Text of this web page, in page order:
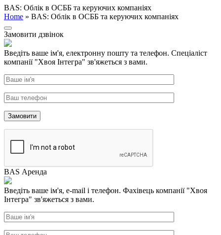
BAS: Облік в ОСББ та керуючих компаніях
Home » BAS: Облік в ОСББ та керуючих компаніях
Замовити дзвінок
Введіть ваше ім'я, електронну пошту та телефон. Спеціаліст
компанії "Хвоя Інтегра" зв'яжеться з вами.
BAS Аренда
Введіть ваше ім'я, e-mail і телефон. Фахівець компанії "Хвоя
Інтегра" зв'яжеться з вами.